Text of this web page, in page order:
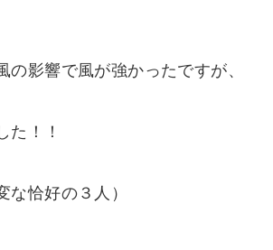
の影響で風が強かったですが、
た！！
な恰好の３人）